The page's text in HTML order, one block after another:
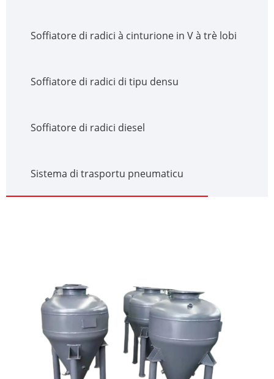
Soffiatore di radici à cinturione in V à trè lobi
Soffiatore di radici di tipu densu
Soffiatore di radici diesel
Sistema di trasportu pneumaticu